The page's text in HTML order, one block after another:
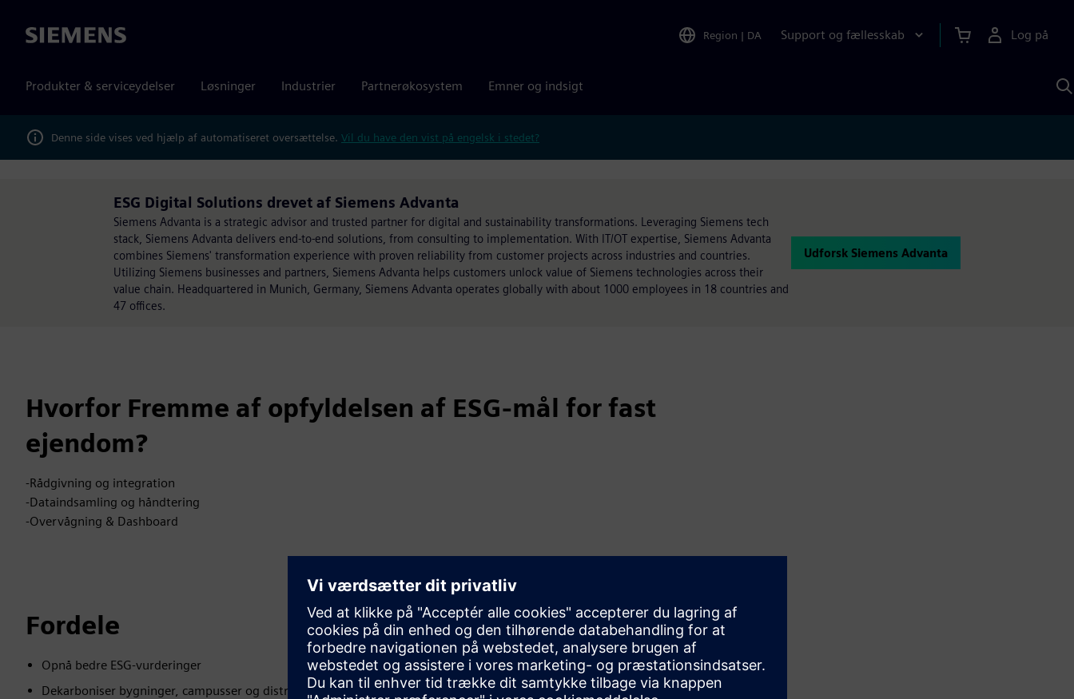
Siemens Region | DA Support og fællesskab Log på
Produkter & serviceydelser Løsninger Industrier Partnerøkosystem Emner og indsigt
Denne side vises ved hjælp af automatiseret oversættelse. Vil du have den vist på engelsk i stedet?
ESG Digital Solutions drevet af Siemens Advanta
Siemens Advanta is a strategic advisor and trusted partner for digital and sustainability transformations. Leveraging Siemens tech
stack, Siemens Advanta delivers end-to-end solutions, from consulting to implementation. With IT/OT expertise, Siemens Advanta
combines Siemens' transformation experience with proven reliability from customer projects across industries and countries.
Utilizing Siemens businesses and partners, Siemens Advanta helps customers unlock value of Siemens technologies across their
value chain. Headquartered in Munich, Germany, Siemens Advanta operates globally with about 1000 employees in 18 countries and
47 offices.
Udforsk Siemens Advanta
Hvorfor Fremme af opfyldelsen af ESG-mål for fast
ejendom?
-Rådgivning og integration
-Dataindsamling og håndtering
-Overvågning & Dashboard
Fordele
Opnå bedre ESG-vurderinger
Dekarboniser bygninger, campusser og distrikter